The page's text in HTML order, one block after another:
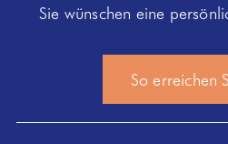
Sie wünschen eine
So erreichen